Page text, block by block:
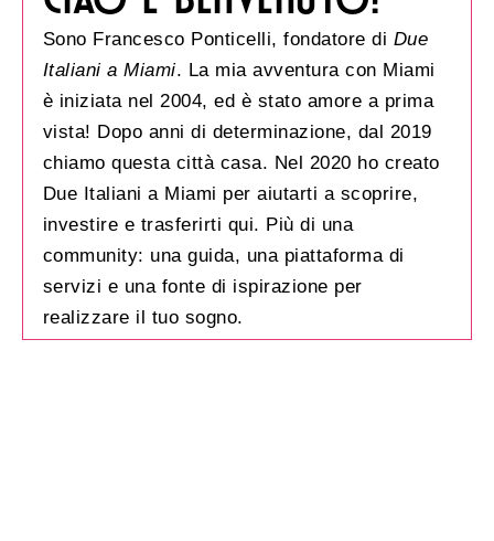
Sono Francesco Ponticelli, fondatore di Due
Italiani a Miami. La mia avventura con Miami
è iniziata nel 2004, ed è stato amore a prima
vista! Dopo anni di determinazione, dal 2019
chiamo questa città casa. Nel 2020 ho creato
Due Italiani a Miami per aiutarti a scoprire,
investire e trasferirti qui. Più di una
community: una guida, una piattaforma di
servizi e una fonte di ispirazione per
realizzare il tuo sogno.